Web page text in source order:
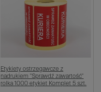
Etykiety ostrzegawcze z
nadrukiem "Sprawdź zawartość"
rolka 1000 etykiet Komplet 5 szt.